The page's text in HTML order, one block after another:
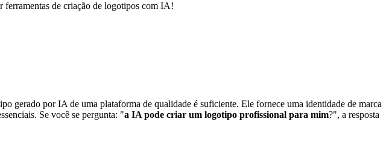
ferramentas de criação de logotipos com IA!
gerado por IA de uma plataforma de qualidade é suficiente. Ele fornece uma identidade de marca
Se você se pergunta: "a IA pode criar um logotipo profissional para mim?", a resposta